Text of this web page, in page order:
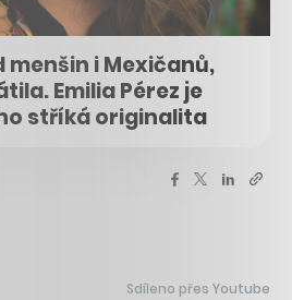
menšin i Mexičanů,
Emilia Pérez je
stříká originalita
Sdíleno přes Youtube